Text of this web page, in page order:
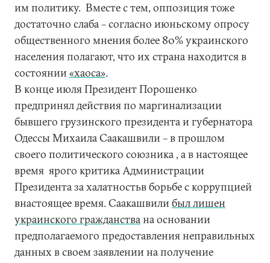
им политику. Вместе с тем, оппозиция тоже
достаточно слаба – согласно июньскому опросу
общественного мнения более 80% украинского
населения полагают, что их страна находится в
состоянии«хаоса».
В конце июля Президент Порошенко
предпринял действия по маргинализации
бывшего грузинского президента и губернатора
Одессы Михаила Саакашвили – в прошлом
своего политического союзника , а в настоящее
время ярого критика Администрации
Президента за халатностьв борьбе с коррупцией
внастоящее время. Саакашвилибыл лишен
украинского гражданствана основании
предполагаемого предоставления неправильных
данных в своем заявлении на получение